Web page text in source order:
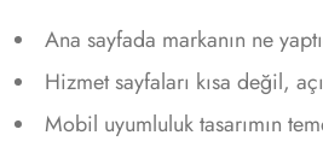
Ana sayfada markanın ne
Hizmet sayfaları kısa değil,
Mobil uyumluluk tasarımın